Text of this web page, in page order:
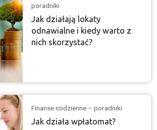
poradniki
Jak działają lokaty
odnawialne i kiedy warto z
nich skorzystać?
Finanse codzienne – poradniki
Jak działa wpłatomat?